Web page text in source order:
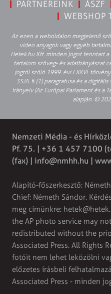
PARTNEREINK
ÁSZF
WEBSHOP
Az ezen a weboldalon megjelenő
video anyagok vagy egyéb
Hetek.hu Kft. minden jogot fenntart
tartalom szöveg- és adatbányászat
jogról szóló 1999. évi LXXVI.
35/A. § (1) paragrafusa és a
irányelv (Az Európai Parlament és a
alapján. ©
Nemzeti Média - és
Pf. 75. | +36 1 457 7100
(fax) | info@nmhh.hu |
Alapító-főszerkesztő:
Chief: Németh Sándor.
meg címünkre:
the AP photo service may
redistributed without the
Associated Press. All Rights
fotóit nem lehet leközölni
előzetes írásbeli
Associated Press - minden